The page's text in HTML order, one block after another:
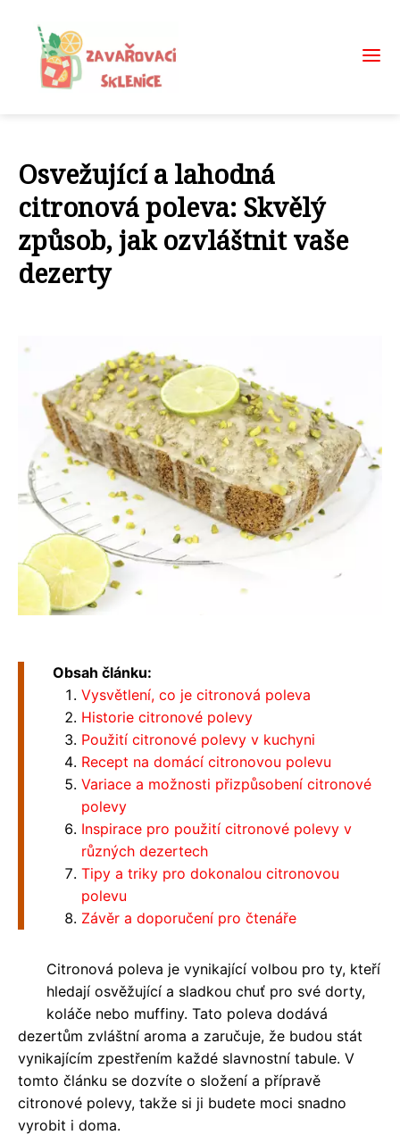
Osvežující a lahodná
citronová poleva: Skvělý
způsob, jak ozvláštnit vaše
dezerty
Obsah článku:
Vysvětlení, co je citronová poleva
Historie citronové polevy
Použití citronové polevy v kuchyni
Recept na domácí citronovou polevu
Variace a možnosti přizpůsobení citronové
polevy
Inspirace pro použití citronové polevy v
různých dezertech
Tipy a triky pro dokonalou citronovou
polevu
Závěr a doporučení pro čtenáře
Citronová poleva je vynikající volbou pro ty, kteří
hledají osvěžující a sladkou chuť pro své dorty,
koláče nebo muffiny. Tato poleva dodává
dezertům zvláštní aroma a zaručuje, že budou stát
vynikajícím zpestřením každé slavnostní tabule. V
tomto článku se dozvíte o složení a přípravě
citronové polevy, takže si ji budete moci snadno
vyrobit i doma.